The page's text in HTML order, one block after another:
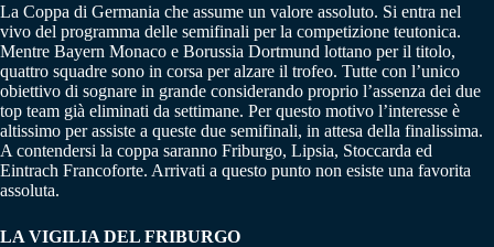
La Coppa di Germania che assume un valore assoluto. Si entra nel
vivo del programma delle semifinali per la competizione teutonica.
Mentre Bayern Monaco e Borussia Dortmund lottano per il titolo,
quattro squadre sono in corsa per alzare il trofeo. Tutte con l’unico
obiettivo di sognare in grande considerando proprio l’assenza dei due
top team già eliminati da settimane. Per questo motivo l’interesse è
altissimo per assiste a queste due semifinali, in attesa della finalissima.
A contendersi la coppa saranno Friburgo, Lipsia, Stoccarda ed
Eintrach Francoforte. Arrivati a questo punto non esiste una favorita
assoluta.
LA VIGILIA DEL FRIBURGO